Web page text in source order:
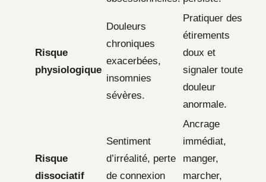
Risque
physiologique
Douleurs
chroniques
exacerbées,
insomnies
sévères.
Pratiquer des
étirements
doux et
signaler toute
douleur
anormale.
Risque
dissociatif
Sentiment
d’irréalité, perte
de connexion
Ancrage
immédiat,
manger,
marcher,